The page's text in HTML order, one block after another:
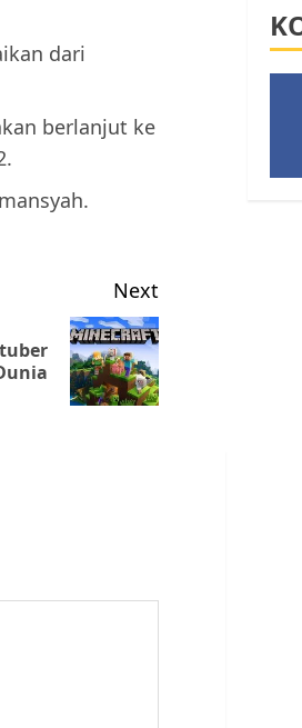
dari
berlanjut ke
Next